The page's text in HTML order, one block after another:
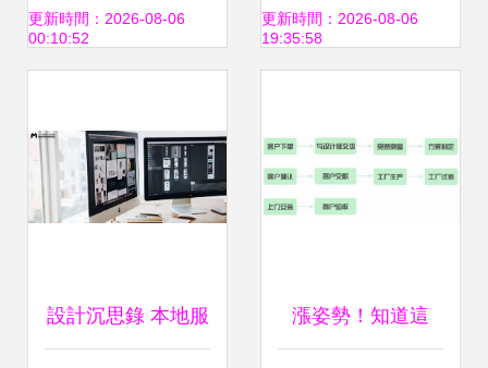
與設計圖庫的整合
更新時間：2026-08-06
00:10:52
力量
更新時間：2026-08-06
19:35:58
設計沉思錄 本地服 漲姿勢！知道這